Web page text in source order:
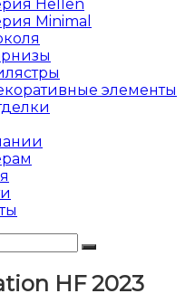
Hellen
Minimal
элементы
Поиск
HF 2023